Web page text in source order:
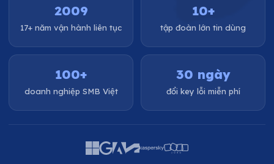
2009
17+ năm vận hành liên tục
10+
tập đoàn lớn tin dùng
100+
doanh nghiệp SMB Việt
30 ngày
đổi key lỗi miễn phí